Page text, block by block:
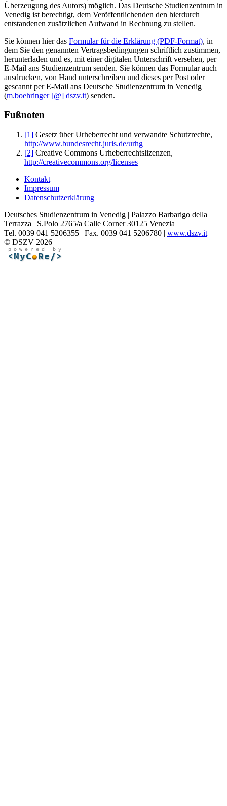
Überzeugung des Autors) möglich. Das Deutsche Studienzentrum in
Venedig ist berechtigt, dem Veröffentlichenden den hierdurch
entstandenen zusätzlichen Aufwand in Rechnung zu stellen.
Sie können hier das Formular für die Erklärung (PDF-Format), in
dem Sie den genannten Vertragsbedingungen schriftlich zustimmen,
herunterladen und es, mit einer digitalen Unterschrift versehen, per
E-Mail ans Studienzentrum senden. Sie können das Formular auch
ausdrucken, von Hand unterschreiben und dieses per Post oder
gescannt per E-Mail ans Deutsche Studienzentrum in Venedig
(m.boehringer [@] dszv.it) senden.
Fußnoten
[1] Gesetz über Urheberrecht und verwandte Schutzrechte,
http://www.bundesrecht.juris.de/urhg
[2] Creative Commons Urheberrechtslizenzen,
http://creativecommons.org/licenses
Kontakt
Impressum
Datenschutzerklärung
Deutsches Studienzentrum in Venedig | Palazzo Barbarigo della
Terrazza | S.Polo 2765/a Calle Corner 30125 Venezia
Tel. 0039 041 5206355 | Fax. 0039 041 5206780 | www.dszv.it
© DSZV 2026